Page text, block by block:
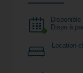
Disponible
Dispo à
Location